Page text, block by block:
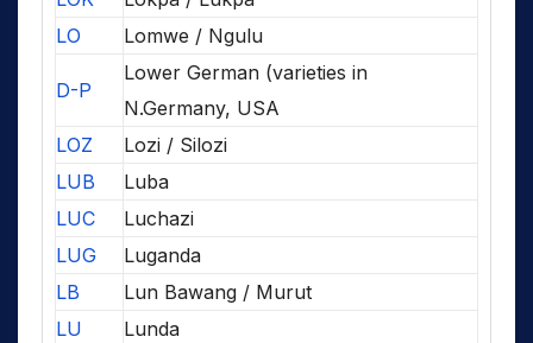
LO
Lomwe / Ngulu
D-P
Lower German (varieties in
N.Germany, USA
LOZ
Lozi / Silozi
LUB
Luba
LUC
Luchazi
LUG
Luganda
LB
Lun Bawang / Murut
LU
Lunda